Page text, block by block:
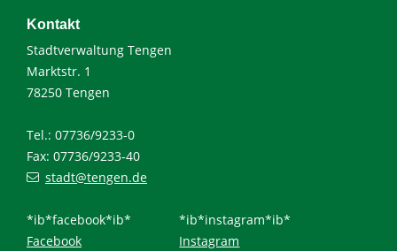
Kontakt
Stadtverwaltung Tengen
Marktstr. 1
78250 Tengen
Tel.: 07736/9233-0
Fax: 07736/9233-40
stadt@tengen.de
*ib*facebook*ib*
Facebook
*ib*instagram*ib*
Instagram